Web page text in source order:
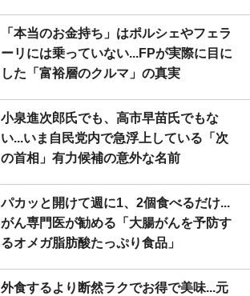
「本当のお金持ち」はポルシェやフェラ
ーリには乗っていない...FPが実際に目に
した「富裕層のクルマ」の真実
小泉進次郎氏でも、高市早苗氏でもな
い...いま自民党内で急浮上している「次
の首相」有力候補の意外な名前
パカッと開けて週に1、2個食べるだけ...
がん専門医が勧める「大腸がんを予防す
るオメガ脂肪酸たっぷり食品」
外食するより断然ラクでお得で美味...元